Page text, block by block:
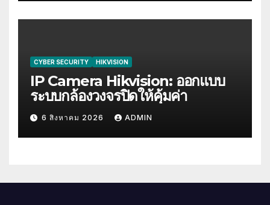
CYBER SECURITY HIKVISION
IP Camera Hikvision: ออกแบบ
ระบบกล้องวงจรปิดให้คุ้มค่า
6 สิงหาคม 2026 ADMIN